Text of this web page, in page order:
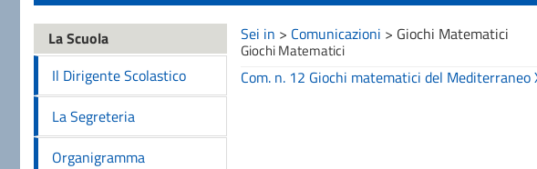
La Scuola
Il Dirigente Scolastico
La Segreteria
Organigramma
Sei in > Comunicazioni > Giochi Matematici
Giochi Matematici
Com. n. 12 Giochi matematici del